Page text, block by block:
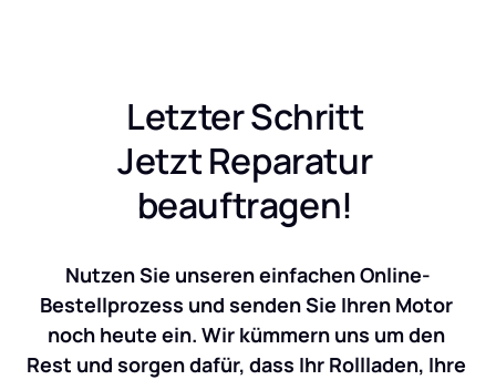
Letzter Schritt
Jetzt Reparatur
beauftragen!
Nutzen Sie unseren einfachen Online-
Bestellprozess und senden Sie Ihren Motor
noch heute ein. Wir kümmern uns um den
Rest und sorgen dafür, dass Ihr Rollladen, Ihre